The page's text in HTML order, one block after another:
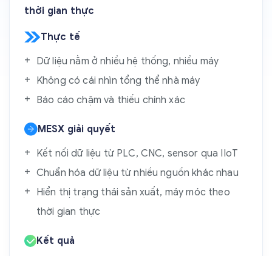
thời gian thực
Thực tế
Dữ liệu nằm ở nhiều hệ thống, nhiều máy
Không có cái nhìn tổng thể nhà máy
Báo cáo chậm và thiếu chính xác
MESX giải quyết
Kết nối dữ liệu từ PLC, CNC, sensor qua IIoT
Chuẩn hóa dữ liệu từ nhiều nguồn khác nhau
Hiển thị trạng thái sản xuất, máy móc theo
thời gian thực
Kết quả